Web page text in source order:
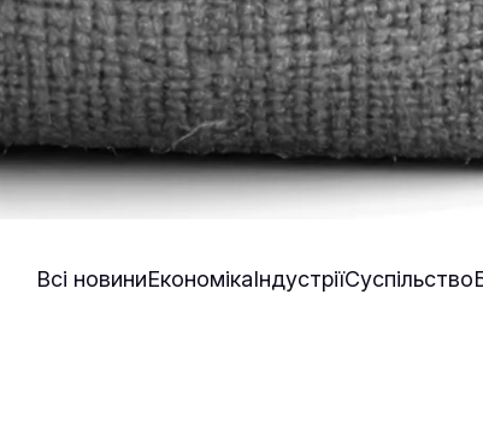
Всі новиниЕкономікаІндустріїСуспільство